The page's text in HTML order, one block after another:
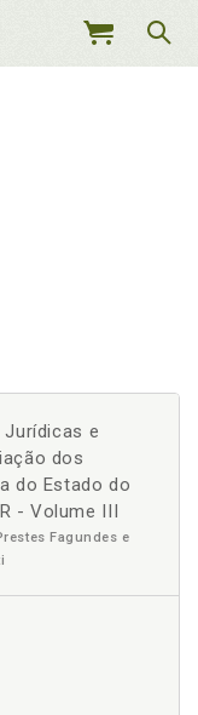
MEU
Jurídicas e
dos
do Estado do
- Volume III
Fagundes e